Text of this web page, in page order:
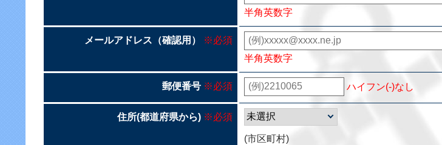
半角英数字
メールアドレス（確認用）
※必須
半角英数字
郵便番号 ※必須 ハイフン(-)なし
住所(都道府県から) ※必須
(市区町村)